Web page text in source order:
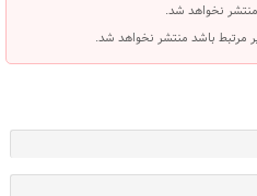
منتشر نخواهد شد.
مرتبط باشد منتشر نخواهد شد.